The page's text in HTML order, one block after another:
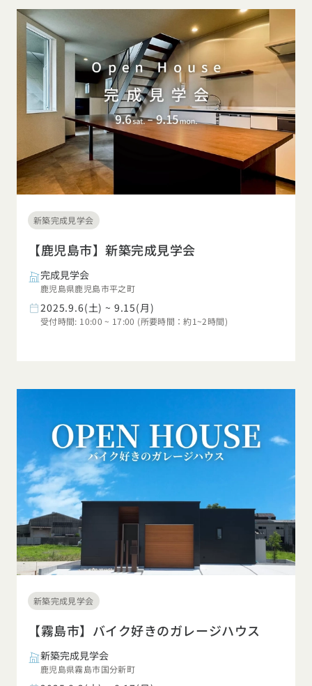
新築完成見学会
【鹿児島市】新築完成見学会
完成見学会
鹿児島県鹿児島市平之町
2025.9.6(土) ~ 9.15(月)
受付時間: 10:00 ~ 17:00 (所要時間：約1~2時間)
新築完成見学会
【霧島市】バイク好きのガレージハウス
新築完成見学会
鹿児島県霧島市国分新町